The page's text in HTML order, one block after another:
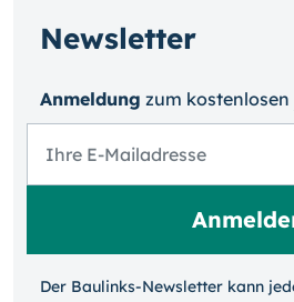
Newsletter
Anmeldung zum kosten­losen
Der Baulinks-Newsletter kann